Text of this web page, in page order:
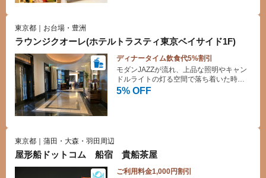
東京都｜お台場・豊洲
ラウンジクオーレ(ホテルトラスティ東京ベイサイド1F)
ディナータイム飲食代5%割引
5% OFF
モダンJAZZが流れ、上品な照明やキャン
ドルライトの灯る空間で落ち着いた時間
をお楽しみください。
東京都｜蒲田・大森・羽田周辺
屋形船ドットコム 船宿 貴船茶屋
ご利用料金1,000円割引